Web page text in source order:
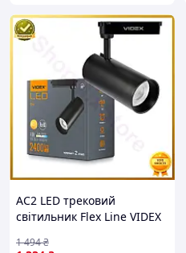
AC2 LED трековий
світильник Flex Line VIDEX
циліндричний для бутіків
1 494₴